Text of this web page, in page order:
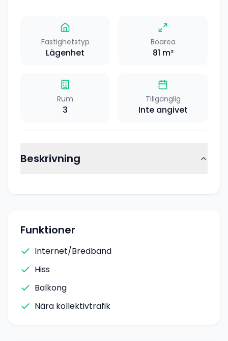
Fastighetstyp
Lägenhet
Boarea
81 m²
Rum
3
Tillgänglig
Inte angivet
Beskrivning
Funktioner
Internet/Bredband
Hiss
Balkong
Nära kollektivtrafik